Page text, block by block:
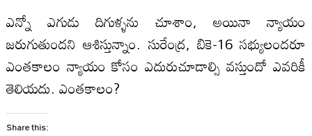
ఎన్నో ఎగుడు దిగుళ్ళను చూశాం, అయినా న్యాయం
జరుగుతుందని ఆశిస్తున్నాం. సురేంద్ర, బికె-16 సభ్యులందరూ
ఎంతకాలం న్యాయం కోసం ఎదురుచూడాల్సి వస్తుందో ఎవరికీ
తెలియదు. ఎంతకాలం?
Share this: